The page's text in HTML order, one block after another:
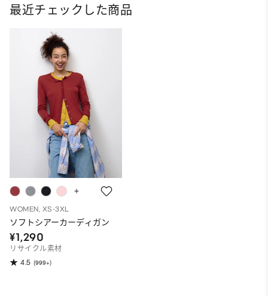
最近チェックした商品
WOMEN, XS-3XL
ソフトシアーカーディガン
¥1,290
リサイクル素材
4.5 (999+)